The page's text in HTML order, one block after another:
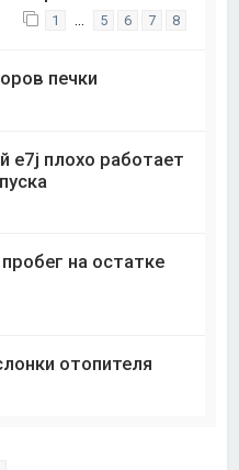
1 5 6 7 8
печки
e7j плохо работает
на остатке
отопителя